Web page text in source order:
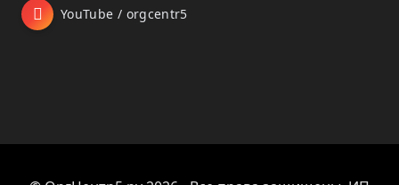
YouTube / orgcentr5